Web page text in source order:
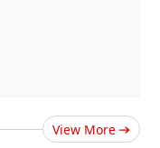
View More